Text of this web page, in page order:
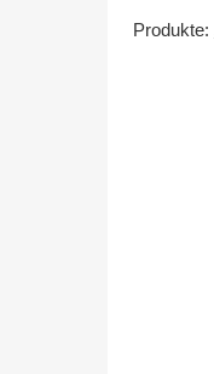
Produkte: